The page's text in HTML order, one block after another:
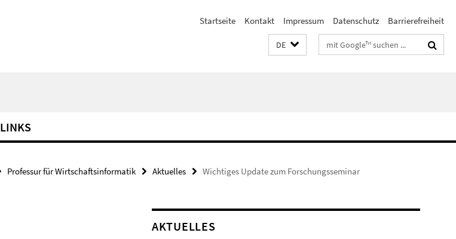
Startseite Kontakt Impressum Datenschutz Barrierefreiheit
DE Suchbegriffe
LINKS
Professur für Wirtschaftsinformatik Aktuelles
Wichtiges Update zum Forschungsseminar
AKTUELLES